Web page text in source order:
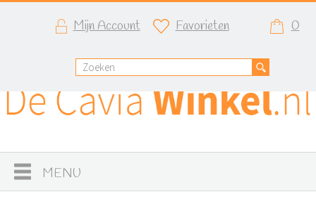
Mijn Account Favorieten 0
MENU